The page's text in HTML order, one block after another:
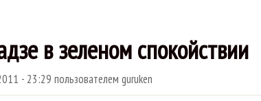
в зеленом спокойствии
- 23:29 пользователем guruken